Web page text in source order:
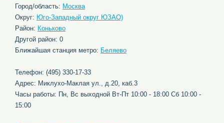
Город/область: Москва
Округ: Юго-Западный округ ЮЗАО)
Район: Коньково
Другой район: 0
Ближайшая станция метро: Беляево
Телефон: (495) 330-17-33
Адрес: Миклухо-Маклая ул., д.20, каб.3
Часы работы: Пн, Вс выходной Вт-Пт 10:00 - 18:00 Сб 10:00 -
15:00